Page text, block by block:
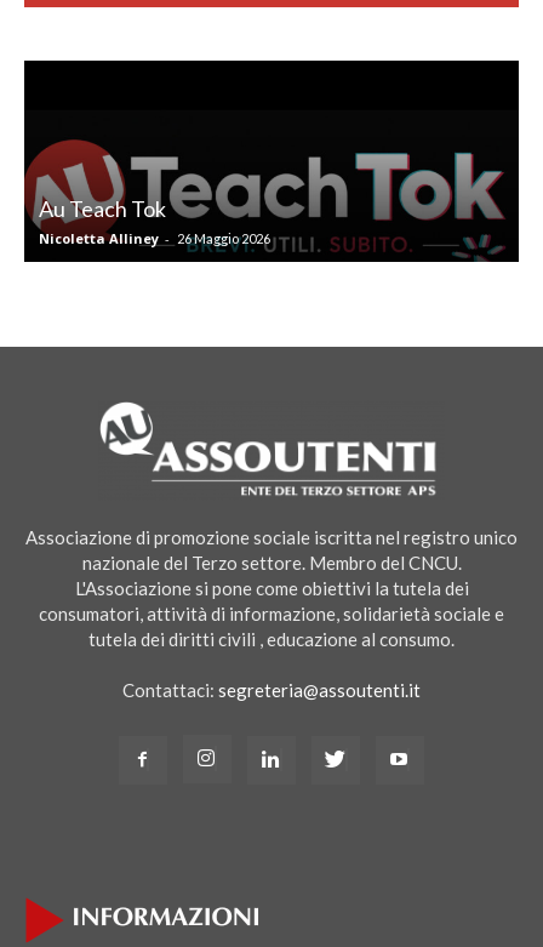
Au Teach Tok
Nicoletta Alliney - 26 Maggio 2026
Associazione di promozione sociale iscritta nel registro unico
nazionale del Terzo settore. Membro del CNCU.
L'Associazione si pone come obiettivi la tutela dei
consumatori, attività di informazione, solidarietà sociale e
tutela dei diritti civili , educazione al consumo.
Contattaci: segreteria@assoutenti.it